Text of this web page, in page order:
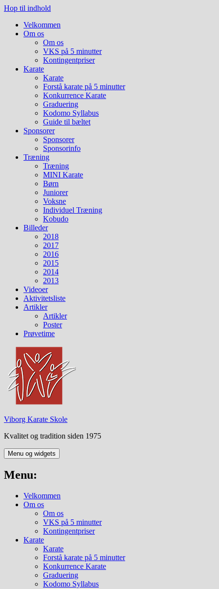
Hop til indhold
Velkommen
Om os
Om os
VKS på 5 minutter
Kontingentpriser
Karate
Karate
Forstå karate på 5 minutter
Konkurrence Karate
Graduering
Kodomo Syllabus
Guide til bæltet
Sponsorer
Sponsorer
Sponsorinfo
Træning
Træning
MINI Karate
Børn
Juniorer
Voksne
Individuel Træning
Kobudo
Billeder
2018
2017
2016
2015
2014
2013
Videoer
Aktivitetsliste
Artikler
Artikler
Poster
Prøvetime
Viborg Karate Skole
Kvalitet og tradition siden 1975
Menu og widgets
Menu:
Velkommen
Om os
Om os
VKS på 5 minutter
Kontingentpriser
Karate
Karate
Forstå karate på 5 minutter
Konkurrence Karate
Graduering
Kodomo Syllabus